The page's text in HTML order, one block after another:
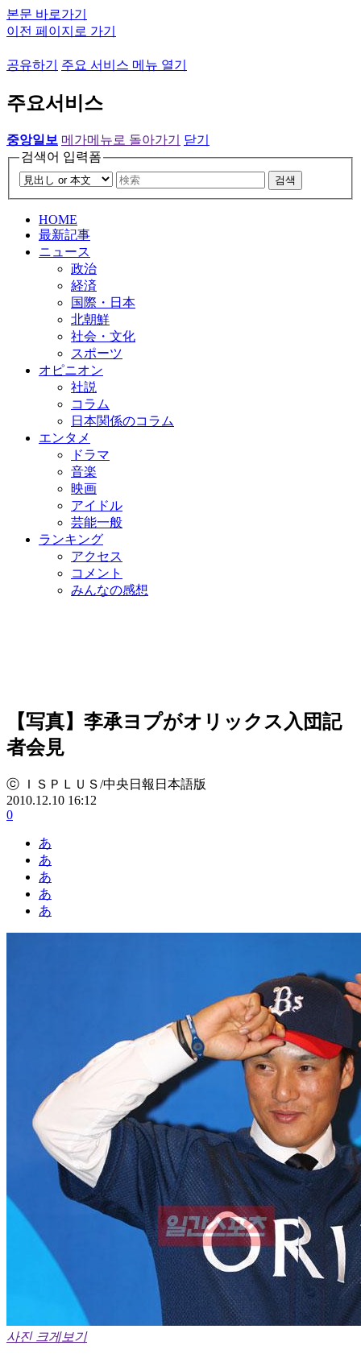
본문 바로가기
이전 페이지로 가기
공유하기 주요 서비스 메뉴 열기
주요서비스
중앙일보 메가메뉴로 돌아가기
닫기
검색어 입력폼
검색
HOME
最新記事
ニュース
政治
経済
国際・日本
北朝鮮
社会・文化
スポーツ
オピニオン
社説
コラム
日本関係のコラム
エンタメ
ドラマ
音楽
映画
アイドル
芸能一般
ランキング
アクセス
コメント
みんなの感想
【写真】李承ヨプがオリックス入団記
者会見
ⓒ ＩＳＰＬＵＳ/中央日報日本語版
2010.12.10 16:12
0
あ
あ
あ
あ
あ
사진 크게보기